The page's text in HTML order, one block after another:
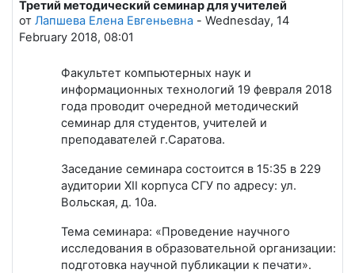
Третий методический семинар для учителей
от Лапшева Елена Евгеньевна - Wednesday, 14
February 2018, 08:01
Количество ответов: 0
Факультет компьютерных наук и
информационных технологий 19 февраля 2018
года проводит очередной методический
семинар для студентов, учителей и
преподавателей г.Саратова.
Заседание семинара состоится в 15:35 в 229
аудитории XII корпуса СГУ по адресу: ул.
Вольская, д. 10а.
Тема семинара: «Проведение научного
исследования в образовательной организации:
подготовка научной публикации к печати».